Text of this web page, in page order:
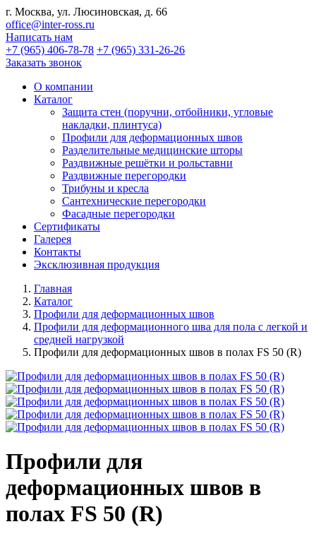
г. Москва, ул. Люсиновская, д. 66
office@inter-ross.ru
Написать нам
+7 (965) 406-78-78 +7 (965) 331-26-26
Заказать звонок
О компании
Каталог
Защита стен (поручни, отбойники, угловые
накладки, плинтуса)
Профили для деформационных швов
Разделительные медицинские шторы
Раздвижные решётки и рольставни
Раздвижные перегородки
Трибуны и кресла
Сантехнические перегородки
Фасадные перегородки
Сертификаты
Галерея
Контакты
Эксклюзивная продукция
Главная
Каталог
Профили для деформационных швов
Профили для деформационного шва для пола с легкой и
средней нагрузкой
Профили для деформационных швов в полах FS 50 (R)
Профили для
деформационных швов в
полах FS 50 (R)